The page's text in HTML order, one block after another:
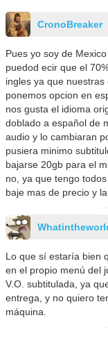
CronoBreaker
Pues yo soy de
puedod ecir que el
ingles ya que
ponemos opcion en
nos gusta el idioma
doblado a español de
audio y lo cambiaran
pusiera minimo
bajarse 20gb para el
no, ya que tengo
baje mas de precio y
Lo que sí estaría bien
en el propio menú del
V.O. subtitulada, ya
entrega, y no quiero
máquina.